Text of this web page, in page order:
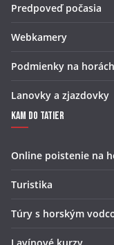
Predpoveď počasia
Webkamery
Podmienky na horách
Lanovky a zjazdovky
Kam do Tatier
Online poistenie na
Turistika
Túry s horským